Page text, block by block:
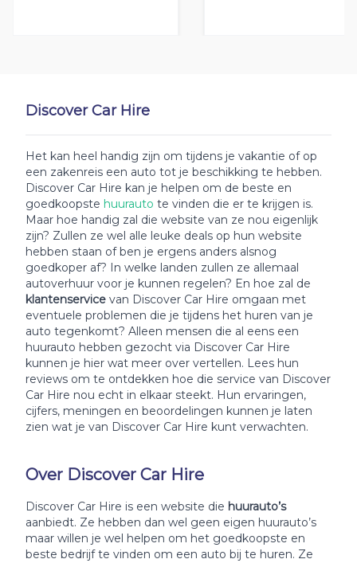
Discover Car Hire
Het kan heel handig zijn om tijdens je vakantie of op
een zakenreis een auto tot je beschikking te hebben.
Discover Car Hire kan je helpen om de beste en
goedkoopste huurauto te vinden die er te krijgen is.
Maar hoe handig zal die website van ze nou eigenlijk
zijn? Zullen ze wel alle leuke deals op hun website
hebben staan of ben je ergens anders alsnog
goedkoper af? In welke landen zullen ze allemaal
autoverhuur voor je kunnen regelen? En hoe zal de
klantenservice van Discover Car Hire omgaan met
eventuele problemen die je tijdens het huren van je
auto tegenkomt? Alleen mensen die al eens een
huurauto hebben gezocht via Discover Car Hire
kunnen je hier wat meer over vertellen. Lees hun
reviews om te ontdekken hoe die service van Discover
Car Hire nou echt in elkaar steekt. Hun ervaringen,
cijfers, meningen en beoordelingen kunnen je laten
zien wat je van Discover Car Hire kunt verwachten.
Over Discover Car Hire
Discover Car Hire is een website die huurauto’s
aanbiedt. Ze hebben dan wel geen eigen huurauto’s
maar willen je wel helpen om het goedkoopste en
beste bedrijf te vinden om een auto bij te huren. Ze